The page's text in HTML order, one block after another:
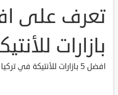
بازارات
افضل 5 بازارات للأنتيكة في تركيا